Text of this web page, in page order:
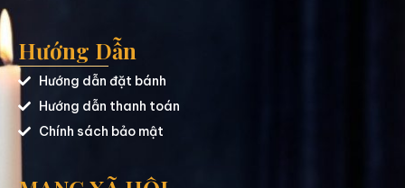
Hướng Dẫn
Hướng dẫn đặt bánh
Hướng dẫn thanh toán
Chính sách bảo mật